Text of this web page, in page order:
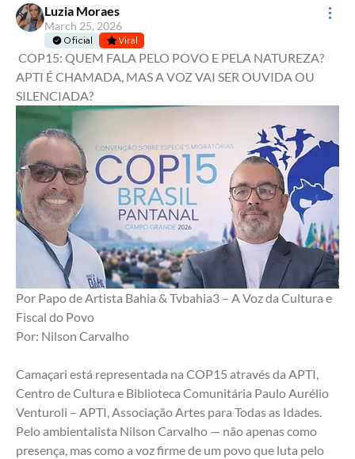
Luzia Moraes
March 25, 2026
Oficial Viral
APTI É CHAMADA, MAS A VOZ VAI SER OUVIDA OU
SILENCIADA?
Por Papo de Artista Bahia & Tvbahia3 – A Voz da Cultura e
Fiscal do Povo
Por: Nilson Carvalho
Camaçari está representada na COP15 através da APTI,
Centro de Cultura e Biblioteca Comunitária Paulo Aurélio
Venturoli – APTI, Associação Artes para Todas as Idades.
Pelo ambientalista Nilson Carvalho — não apenas como
presença, mas como a voz firme de um povo que luta pelo